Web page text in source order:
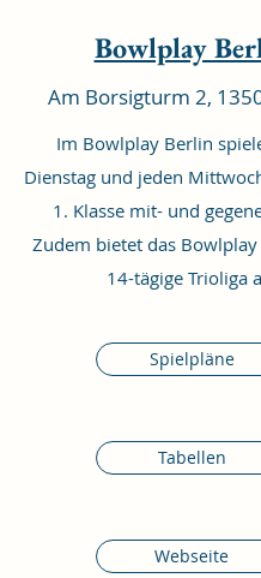
Bowlplay
Am Borsigturm 2,
Im Bowlplay Berlin
Dienstag und jeden
1. Klasse mit- und
Zudem bietet das
14-tägige Trioliga
Spielpläne
Tabellen
Webseite